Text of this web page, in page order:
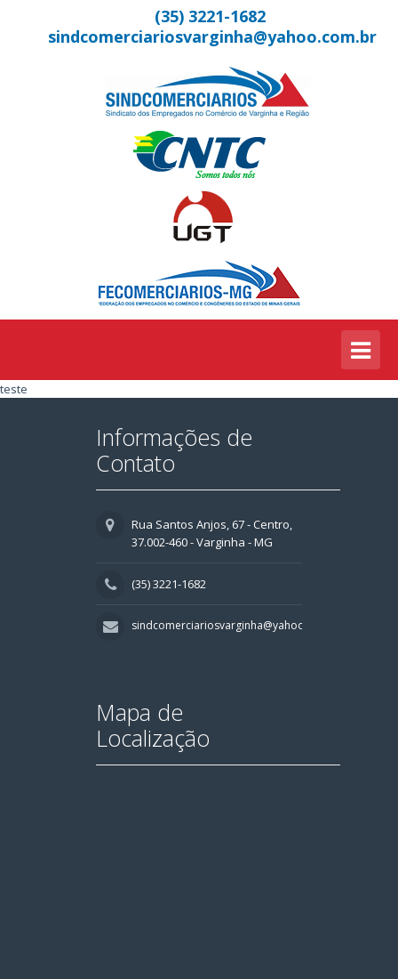
(35) 3221-1682
sindcomerciariosvarginha@yahoo.com.br
teste
Informações de
Contato
Rua Santos Anjos, 67 - Centro,
37.002-460 - Varginha - MG
(35) 3221-1682
sindcomerciariosvarginha@yahoo.com.br
Mapa de
Localização